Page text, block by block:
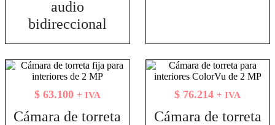
audio
bidireccional
$63.100 + IVA
Cámara de torreta
$ 76.214 + IVA
Cámara de torreta